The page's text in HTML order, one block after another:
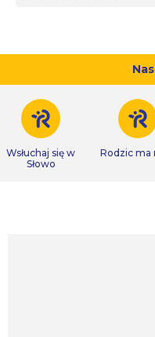
Wsłuchaj się w
Słowo
Rodzic ma